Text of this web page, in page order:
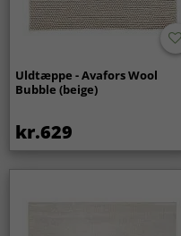
Uldtæppe - Avafors Wool
Bubble (beige)
kr.629